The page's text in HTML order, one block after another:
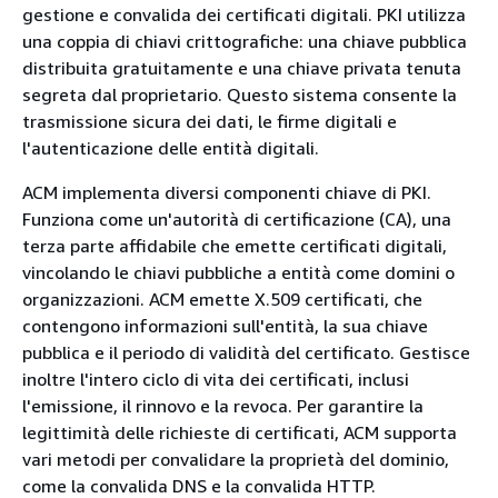
gestione e convalida dei certificati digitali. PKI utilizza
una coppia di chiavi crittografiche: una chiave pubblica
distribuita gratuitamente e una chiave privata tenuta
segreta dal proprietario. Questo sistema consente la
trasmissione sicura dei dati, le firme digitali e
l'autenticazione delle entità digitali.
ACM implementa diversi componenti chiave di PKI.
Funziona come un'autorità di certificazione (CA), una
terza parte affidabile che emette certificati digitali,
vincolando le chiavi pubbliche a entità come domini o
organizzazioni. ACM emette X.509 certificati, che
contengono informazioni sull'entità, la sua chiave
pubblica e il periodo di validità del certificato. Gestisce
inoltre l'intero ciclo di vita dei certificati, inclusi
l'emissione, il rinnovo e la revoca. Per garantire la
legittimità delle richieste di certificati, ACM supporta
vari metodi per convalidare la proprietà del dominio,
come la convalida DNS e la convalida HTTP.